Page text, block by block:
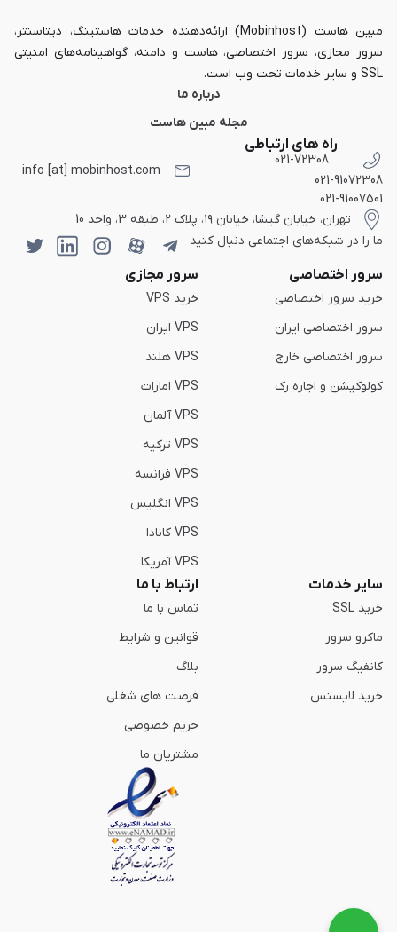
مبین هاست (Mobinhost) ارائه‌دهنده خدمات هاستینگ، دیتاسنتر،
سرور مجازی، سرور اختصاصی، هاست و دامنه، گواهینامه‌های امنیتی
SSL و سایر خدمات تحت وب است.
درباره ما
مجله مبین هاست
راه های ارتباطی
021-72308
021-91072308
021-91007501
info [at] mobinhost.com
تهران، خیابان گیشا، خیابان ۱۹، پلاک 2، طبقه 3، واحد 10
ما را در شبکه‌های اجتماعی دنبال کنید
سرور اختصاصی
خرید سرور اختصاصی
سرور اختصاصی ایران
سرور اختصاصی خارج
کولوکیشن و اجاره رک
سرور مجازی
خرید VPS
VPS ایران
VPS هلند
VPS امارات
VPS آلمان
VPS ترکیه
VPS فرانسه
VPS انگلیس
VPS کانادا
VPS آمریکا
سایر خدمات
خرید SSL
ماکرو سرور
کانفیگ سرور
خرید لایسنس
ارتباط با ما
تماس با ما
قوانین و شرایط
بلاگ
فرصت های شغلی
حریم خصوصی
مشتریان ما